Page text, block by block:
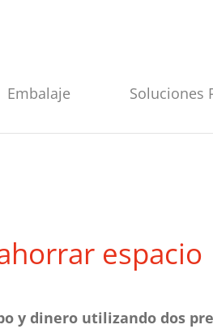
Embalaje Soluciones
espacio
y dinero utilizando dos